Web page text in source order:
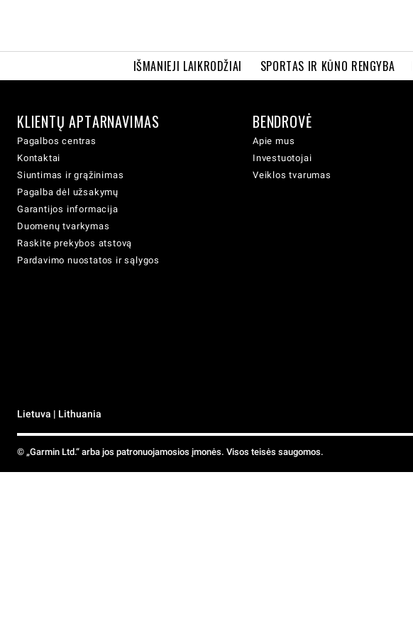
IŠMANIEJI LAIKRODŽIAI SPORTAS IR KŪNO RENGYBA
KLIENTŲ APTARNAVIMAS
Pagalbos centras
Kontaktai
Siuntimas ir grąžinimas
Pagalba dėl užsakymų
Garantijos informacija
Duomenų tvarkymas
Raskite prekybos atstovą
Pardavimo nuostatos ir sąlygos
BENDROVĖ
Apie mus
Investuotojai
Veiklos tvarumas
Lietuva | Lithuania
© „Garmin Ltd.“ arba jos patronuojamosios įmonės. Visos teisės saugomos.